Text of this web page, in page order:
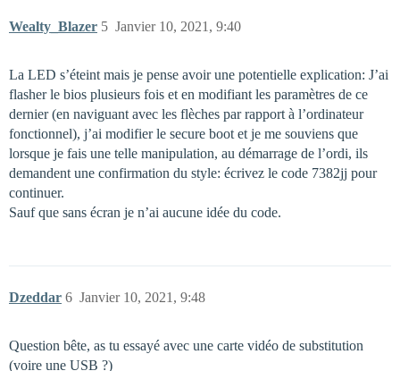
Wealty_Blazer Janvier 10, 2021, 9:40
5
La LED s’éteint mais je pense avoir une potentielle explication: J’ai
flasher le bios plusieurs fois et en modifiant les paramètres de ce
dernier (en naviguant avec les flèches par rapport à l’ordinateur
fonctionnel), j’ai modifier le secure boot et je me souviens que
lorsque je fais une telle manipulation, au démarrage de l’ordi, ils
demandent une confirmation du style: écrivez le code 7382jj pour
continuer.
Sauf que sans écran je n’ai aucune idée du code.
Dzeddar Janvier 10, 2021, 9:48
6
Question bête, as tu essayé avec une carte vidéo de substitution
(voire une USB ?)